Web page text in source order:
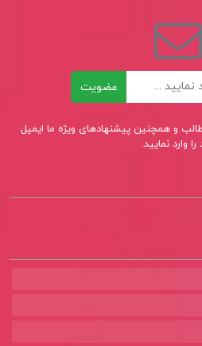
سنجش و اندازه گیری در
اجتماعی دکتر رحمت الله
سروستانی
عضویت
و همچنین پیشنهادهای ویژه ما ایمیل
وارد نمایید.